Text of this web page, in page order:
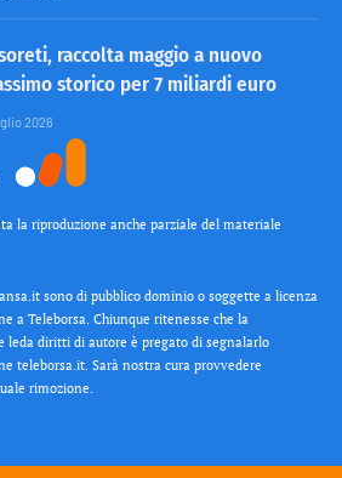
raccolta maggio a nuovo
storico per 7 miliardi euro
2026
la riproduzione anche parziale del materiale
sono di pubblico dominio o soggette a licenza
a Teleborsa. Chiunque ritenesse che la
leda diritti di autore è pregato di segnalarlo
teleborsa.it. Sarà nostra cura provvedere
rimozione.